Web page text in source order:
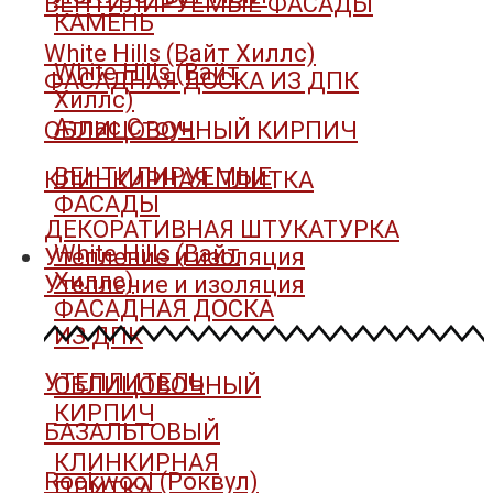
КАМЕНЬ
White Hills (Вайт
Хиллс)
Атлас Стоун
ВЕНТИЛИРУЕМЫЕ
ФАСАДЫ
White Hills (Вайт
Хиллс)
ФАСАДНАЯ ДОСКА
ИЗ ДПК
ОБЛИЦОВОЧНЫЙ
КИРПИЧ
КЛИНКИРНАЯ
White Hills (Вайт Хиллс)
ФАСАДНАЯ ДОСКА ИЗ ДПК
ОБЛИЦОВОЧНЫЙ КИРПИЧ
КЛИНКИРНАЯ ПЛИТКА
ДЕКОРАТИВНАЯ ШТУКАТУРКА
Утепление и изоляция
Утепление и изоляция
УТЕПЛИТЕЛЬ
БАЗАЛЬТОВЫЙ
Rockwool (Роквул)